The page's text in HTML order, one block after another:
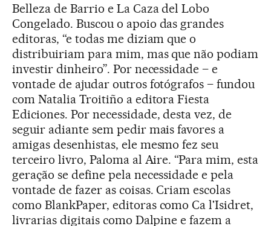
Belleza de Barrio e La Caza del Lobo
Congelado. Buscou o apoio das grandes
editoras, “e todas me diziam que o
distribuiriam para mim, mas que não podiam
investir dinheiro”. Por necessidade – e
vontade de ajudar outros fotógrafos – fundou
com Natalia Troitiño a editora Fiesta
Ediciones. Por necessidade, desta vez, de
seguir adiante sem pedir mais favores a
amigas desenhistas, ele mesmo fez seu
terceiro livro, Paloma al Aire. “Para mim, esta
geração se define pela necessidade e pela
vontade de fazer as coisas. Criam escolas
como BlankPaper, editoras como Ca l'Isidret,
livrarias digitais como Dalpine e fazem a